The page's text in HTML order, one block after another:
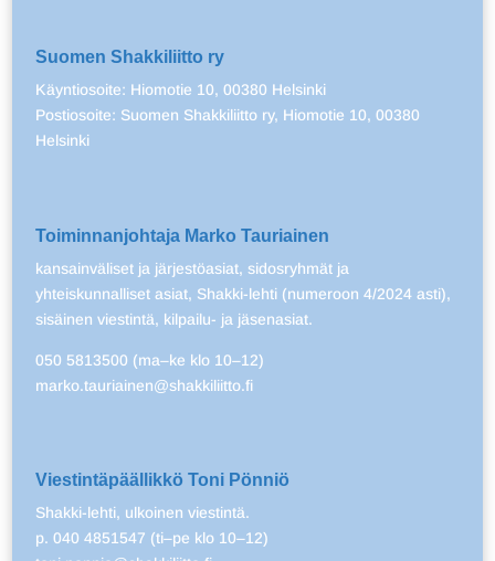
Suomen Shakkiliitto ry
Käyntiosoite: Hiomotie 10, 00380 Helsinki
Postiosoite: Suomen Shakkiliitto ry, Hiomotie 10, 00380
Helsinki
Toiminnanjohtaja Marko Tauriainen
kansainväliset ja järjestöasiat, sidosryhmät ja
yhteiskunnalliset asiat, Shakki-lehti (numeroon 4/2024 asti),
sisäinen viestintä, kilpailu- ja jäsenasiat.
050 5813500 (ma–ke klo 10–12)
marko.tauriainen@shakkiliitto.fi
Viestintäpäällikkö Toni Pönniö
Shakki-lehti, ulkoinen viestintä.
p. 040 4851547 (ti–pe klo 10–12)